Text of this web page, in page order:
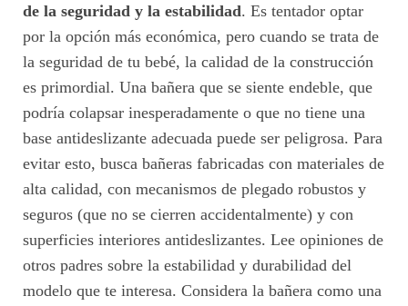
de la seguridad y la estabilidad. Es tentador optar
por la opción más económica, pero cuando se trata de
la seguridad de tu bebé, la calidad de la construcción
es primordial. Una bañera que se siente endeble, que
podría colapsar inesperadamente o que no tiene una
base antideslizante adecuada puede ser peligrosa. Para
evitar esto, busca bañeras fabricadas con materiales de
alta calidad, con mecanismos de plegado robustos y
seguros (que no se cierren accidentalmente) y con
superficies interiores antideslizantes. Lee opiniones de
otros padres sobre la estabilidad y durabilidad del
modelo que te interesa. Considera la bañera como una